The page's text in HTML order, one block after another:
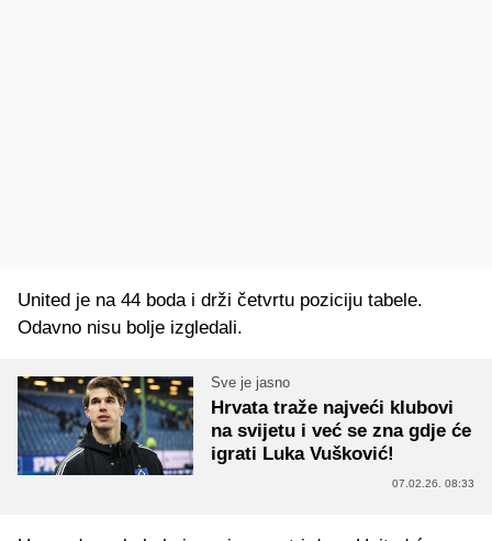
United je na 44 boda i drži četvrtu poziciju tabele.
Odavno nisu bolje izgledali.
Sve je jasno
Hrvata traže najveći klubovi
na svijetu i već se zna gdje će
igrati Luka Vušković!
07.02.26. 08:33